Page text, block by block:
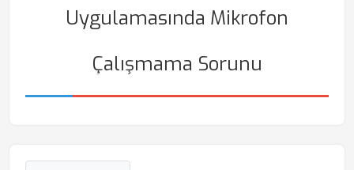
Uygulamasında Mikrofon
Çalışmama Sorunu